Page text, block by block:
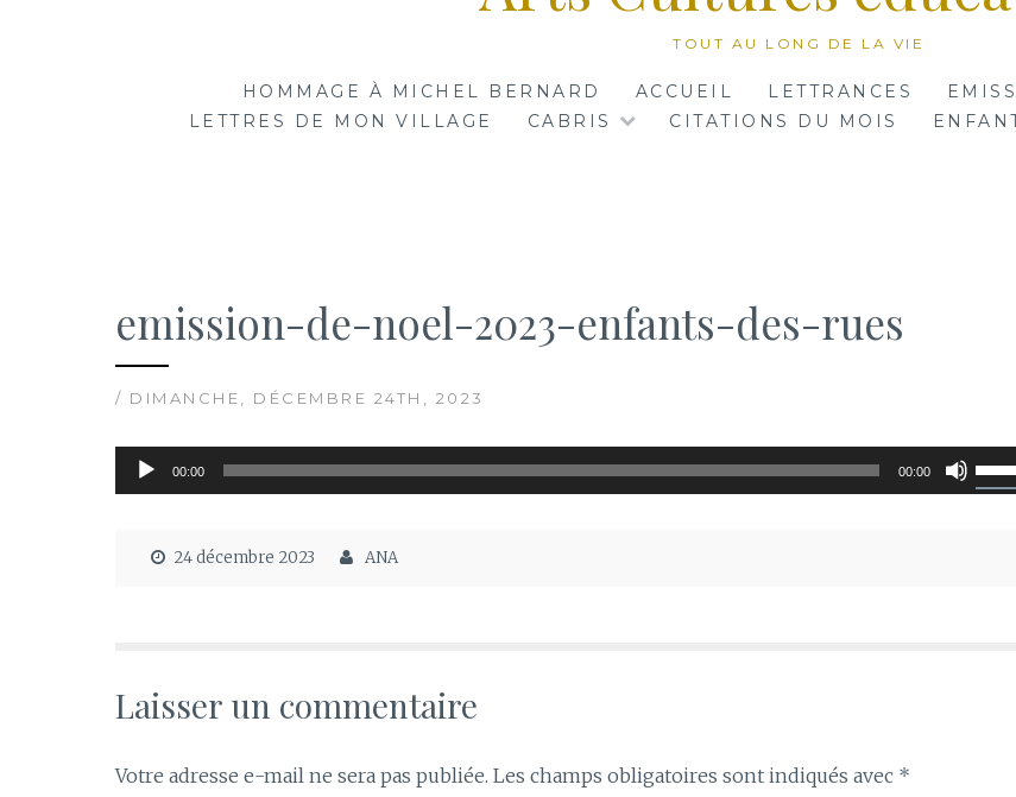
TOUT AU LONG DE LA VIE
HOMMAGE À MICHEL BERNARD ACCUEIL LETTRANCES
LETTRES DE MON VILLAGE
CABRIS CITATIONS DU MOIS
emission-de-noel-2023-enfants-des-rues
/ DIMANCHE, DÉCEMBRE 24TH, 2023
Lecteur
audio
00:00 00:00
les
24 décembre 2023 ANA
Laisser un commentaire
Votre adresse e-mail ne sera pas publiée. Les champs obligatoires sont indiqués avec *